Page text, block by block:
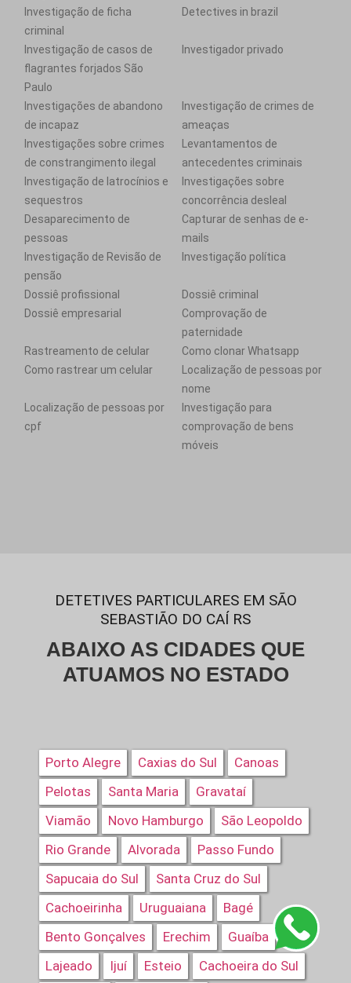
Investigação de ficha
criminal
Detectives in brazil
Investigação de casos de
flagrantes forjados São
Paulo
Investigador privado
Investigações de abandono
de incapaz
Investigação de crimes de
ameaças
Investigações sobre crimes
de constrangimento ilegal
Levantamentos de
antecedentes criminais
Investigação de latrocínios e
sequestros
Investigações sobre
concorrência desleal
Desaparecimento de
pessoas
Capturar de senhas de e-
mails
Investigação de Revisão de
pensão
Investigação política
Dossiê profissional
Dossiê criminal
Dossiê empresarial
Comprovação de
paternidade
Rastreamento de celular
Como clonar Whatsapp
Como rastrear um celular
Localização de pessoas por
nome
Localização de pessoas por
cpf
Investigação para
comprovação de bens
móveis
DETETIVES PARTICULARES EM SÃO
SEBASTIÃO DO CAÍ RS
ABAIXO AS CIDADES QUE
ATUAMOS NO ESTADO
Porto Alegre Caxias do Sul
Canoas
Pelotas
Santa Maria
Gravataí
Viamão
Novo Hamburgo
São Leopoldo
Rio Grande
Alvorada
Passo Fundo
Sapucaia do Sul
Santa Cruz do Sul
Cachoeirinha
Uruguaiana
Bagé
Bento Gonçalves
Erechim
Guaíba
Lajeado
Ijuí Esteio Cachoeira do Sul